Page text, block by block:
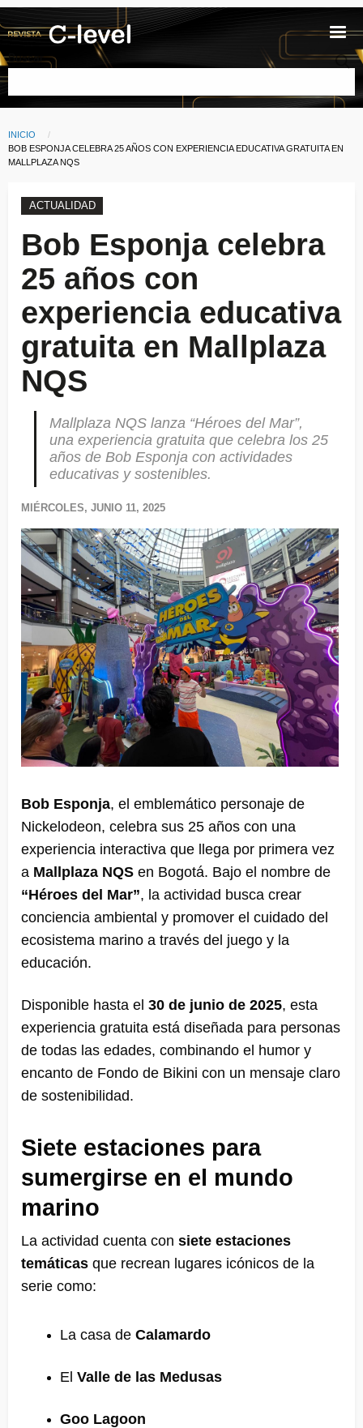
Pasar al contenido principal
Buscar
Ruta de navegación
INICIO
CURRENT:
BOB ESPONJA CELEBRA 25 AÑOS CON EXPERIENCIA EDUCATIVA GRATUITA EN
MALLPLAZA NQS
ACTUALIDAD
Bob Esponja celebra
25 años con
experiencia educativa
gratuita en Mallplaza
NQS
Mallplaza NQS lanza “Héroes del Mar”,
una experiencia gratuita que celebra los 25
años de Bob Esponja con actividades
educativas y sostenibles.
MIÉRCOLES, JUNIO 11, 2025
Bob Esponja, el emblemático personaje de
Nickelodeon, celebra sus 25 años con una
experiencia interactiva que llega por primera vez
a Mallplaza NQS en Bogotá. Bajo el nombre de
“Héroes del Mar”, la actividad busca crear
conciencia ambiental y promover el cuidado del
ecosistema marino a través del juego y la
educación.
Disponible hasta el 30 de junio de 2025, esta
experiencia gratuita está diseñada para personas
de todas las edades, combinando el humor y
encanto de Fondo de Bikini con un mensaje claro
de sostenibilidad.
Siete estaciones para
sumergirse en el mundo
marino
La actividad cuenta con siete estaciones
temáticas que recrean lugares icónicos de la
serie como:
La casa de Calamardo
El Valle de las Medusas
Goo Lagoon